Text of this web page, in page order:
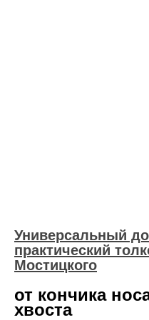
Универсальный
практический
Мостицкого
от кончика
хвоста